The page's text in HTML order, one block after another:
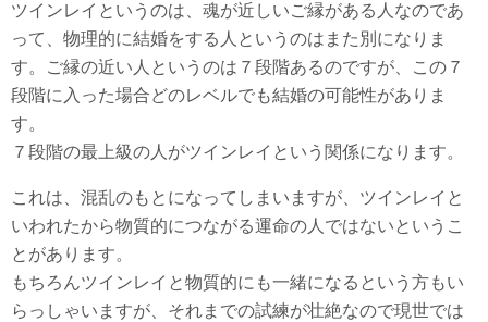
ツインレイというのは、魂が近しいご縁がある人なのであ
って、物理的に結婚をする人というのはまた別になりま
す。ご縁の近い人というのは７段階あるのですが、この７
段階に入った場合どのレベルでも結婚の可能性がありま
す。
７段階の最上級の人がツインレイという関係になります。
これは、混乱のもとになってしまいますが、ツインレイと
いわれたから物質的につながる運命の人ではないというこ
とがあります。
もちろんツインレイと物質的にも一緒になるという方もい
らっしゃいますが、それまでの試練が壮絶なので現世では